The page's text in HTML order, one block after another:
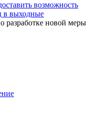
возможность
в выходные
разработке новой меры